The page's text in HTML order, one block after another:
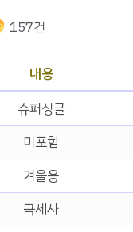
‍‍ 157건
내용
슈퍼싱글
미포함
겨울용
극세사